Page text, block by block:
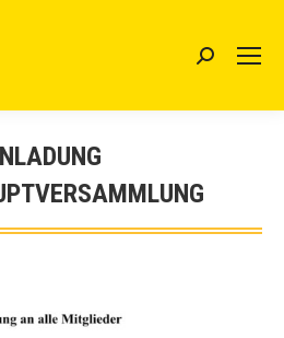
Search:
Sie befinden sich hier: